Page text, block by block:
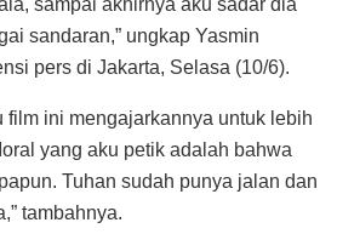
sandaran,” ungkap Yasmin
pers di Jakarta, Selasa (10/6).
film ini mengajarkannya untuk lebih
yang aku petik adalah bahwa
Tuhan sudah punya jalan dan
tambahnya.